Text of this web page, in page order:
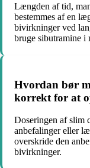
Længden af tid,
bestemmes af en
bivirkninger ved
bruge sibutramine i
Hvordan bør
korrekt for at
Doseringen af slim
anbefalinger eller
overskride den
bivirkninger.